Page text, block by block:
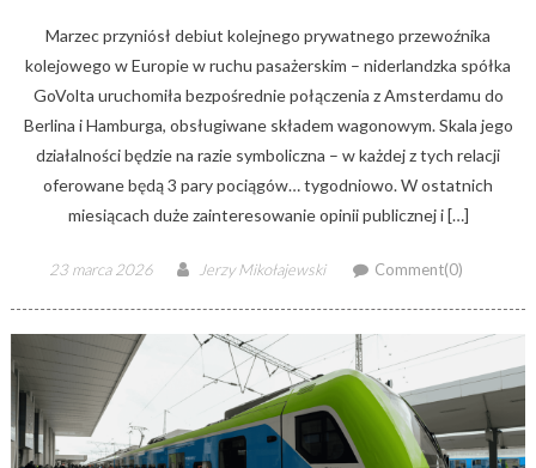
Marzec przyniósł debiut kolejnego prywatnego przewoźnika
kolejowego w Europie w ruchu pasażerskim – niderlandzka spółka
GoVolta uruchomiła bezpośrednie połączenia z Amsterdamu do
Berlina i Hamburga, obsługiwane składem wagonowym. Skala jego
działalności będzie na razie symboliczna – w każdej z tych relacji
oferowane będą 3 pary pociągów… tygodniowo. W ostatnich
miesiącach duże zainteresowanie opinii publicznej i […]
Posted
23 marca 2026 Author
Jerzy Mikołajewski Comment(0)